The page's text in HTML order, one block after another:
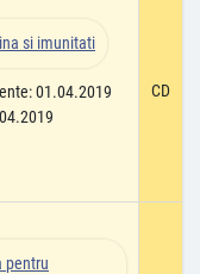
si imunitati
01.04.2019
CD
pentru